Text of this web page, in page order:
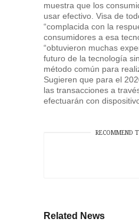
muestra que los
usar efectivo. Visa de
“complacida con la
consumidores a esa
“obtuvieron muchas
futuro de la tecnología
método común para
Sugieren que para el
las transacciones a
efectuarán con
RECOMMEND
Related News